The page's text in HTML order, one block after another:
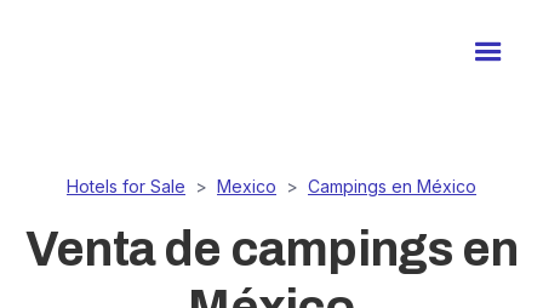
Hotels for Sale > Mexico > Campings en México
Venta de campings en